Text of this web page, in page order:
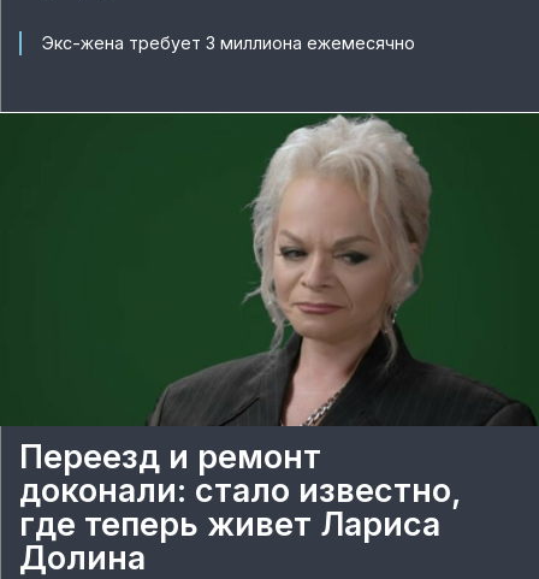
Экс-жена требует 3 миллиона ежемесячно
Переезд и ремонт
доконали: стало известно,
где теперь живет Лариса
Долина